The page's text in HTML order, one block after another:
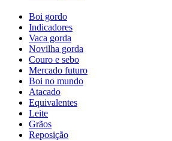
Boi gordo
Indicadores
Vaca gorda
Novilha gorda
Couro e sebo
Mercado futuro
Boi no mundo
Atacado
Equivalentes
Leite
Grãos
Reposição